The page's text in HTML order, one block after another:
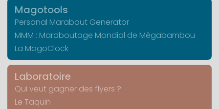
Magotools
Personal Marabout Generator
MMM : Maraboutage Mondial de Mégabambou
La MagoClock
Laboratoire
Qui veut gagner des flyers ?
Le Taquin